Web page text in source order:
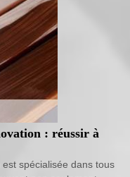
: réussir à
spécialisée dans tous